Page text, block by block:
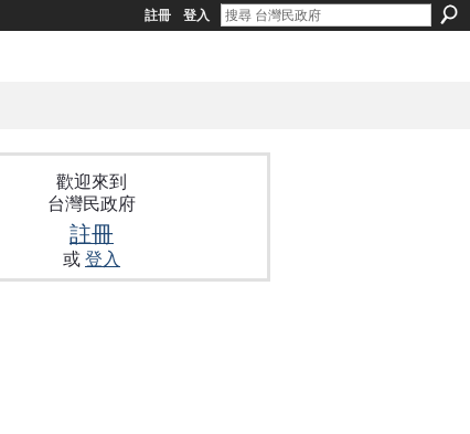
註冊 登入
歡迎來到
台灣民政府
註冊
或登入